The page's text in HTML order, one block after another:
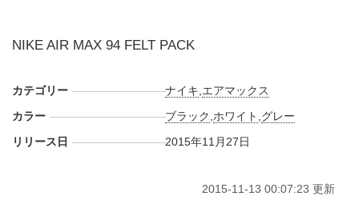
NIKE AIR MAX 94 FELT PACK
カテゴリー ナイキ エアマックス
カラー
ブラック ホワイト グレー
リリース日
2015年11月27日
2015-11-13 00:07:23 更新